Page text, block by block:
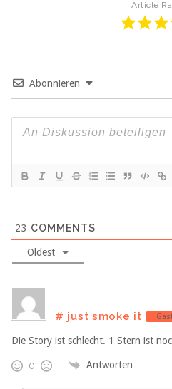
Article
Abonnieren
23 COMMENTS
Oldest
# just smoke it
Die Story ist schlecht. 1 Stern ist
0 Antworten